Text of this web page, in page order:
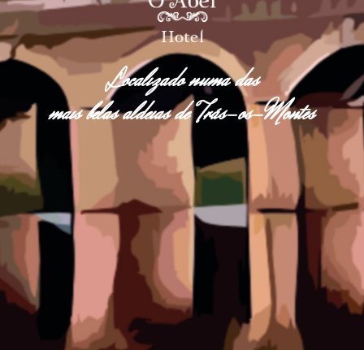
Localizado numa das
mais belas aldeias de Trás-os-Montes